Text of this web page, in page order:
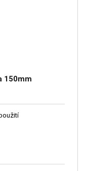
150mm